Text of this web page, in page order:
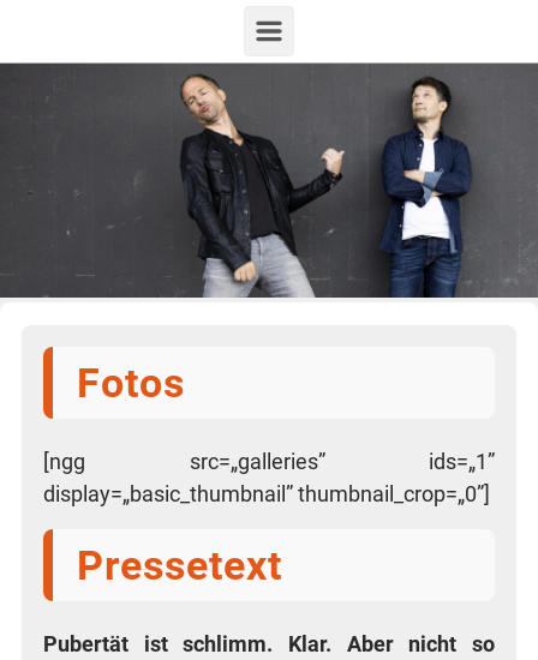
Fotos
[ngg src=„galleries” ids=„1”
display=„basic_thumbnail” thumbnail_crop=„0”]
Pressetext
Puber­tät ist schlimm. Klar. Aber nicht so